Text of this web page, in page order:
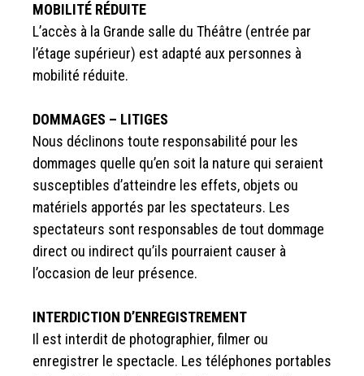
MOBILITÉ RÉDUITE
L’accès à la Grande salle du Théâtre (entrée par
l’étage supérieur) est adapté aux personnes à
mobilité réduite.
DOMMAGES – LITIGES
Nous déclinons toute responsabilité pour les
dommages quelle qu’en soit la nature qui seraient
susceptibles d’atteindre les effets, objets ou
matériels apportés par les spectateurs. Les
spectateurs sont responsables de tout dommage
direct ou indirect qu’ils pourraient causer à
l’occasion de leur présence.
INTERDICTION D’ENREGISTREMENT
Il est interdit de photographier, filmer ou
enregistrer le spectacle. Les téléphones portables